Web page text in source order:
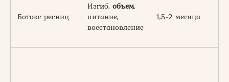
Ботокс ресниц
Изгиб, объем,
питание,
восстановление
1,5-2 месяца